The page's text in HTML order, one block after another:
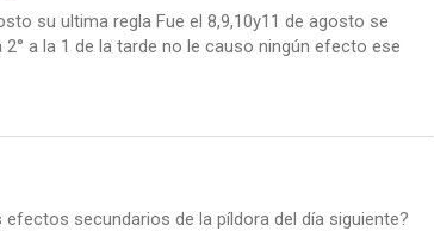
su ultima regla Fue el 8,9,10y11 de agosto se
a la 1 de la tarde no le causo ningún efecto ese
secundarios de la píldora del día siguiente?